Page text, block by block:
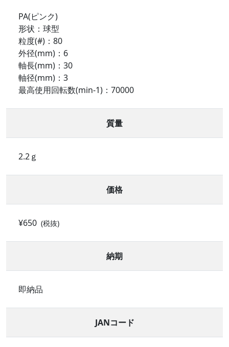
PA(ピンク)
形状：球型
粒度(#)：80
外径(mm)：6
軸長(mm)：30
軸径(mm)：3
最高使用回転数(min-1)：70000
質量
2.2ｇ
価格
¥650 (税抜)
納期
即納品
JANコード